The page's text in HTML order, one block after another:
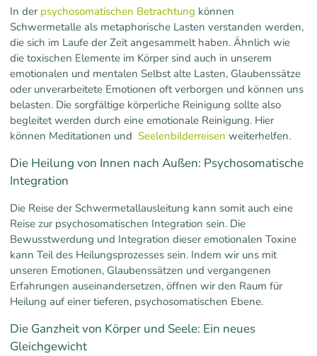
In der psychosomatischen Betrachtung können
Schwermetalle als metaphorische Lasten verstanden werden,
die sich im Laufe der Zeit angesammelt haben. Ähnlich wie
die toxischen Elemente im Körper sind auch in unserem
emotionalen und mentalen Selbst alte Lasten, Glaubenssätze
oder unverarbeitete Emotionen oft verborgen und können uns
belasten. Die sorgfältige körperliche Reinigung sollte also
begleitet werden durch eine emotionale Reinigung. Hier
können Meditationen undSeelenbilderreisen weiterhelfen.
Die Heilung von Innen nach Außen: Psychosomatische
Integration
Die Reise der Schwermetallausleitung kann somit auch eine
Reise zur psychosomatischen Integration sein. Die
Bewusstwerdung und Integration dieser emotionalen Toxine
kann Teil des Heilungsprozesses sein. Indem wir uns mit
unseren Emotionen, Glaubenssätzen und vergangenen
Erfahrungen auseinandersetzen, öffnen wir den Raum für
Heilung auf einer tieferen, psychosomatischen Ebene.
Die Ganzheit von Körper und Seele: Ein neues
Gleichgewicht